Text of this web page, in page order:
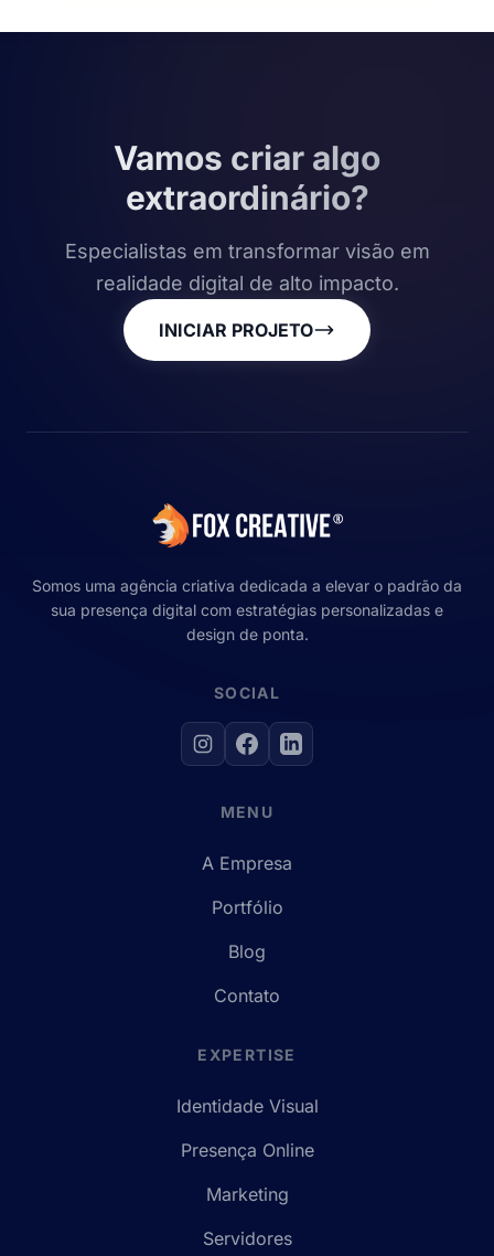
Vamos criar algo
extraordinário?
Especialistas em transformar visão em
realidade digital de alto impacto.
INICIAR PROJETO
Somos uma agência criativa dedicada a elevar o padrão da
sua presença digital com estratégias personalizadas e
design de ponta.
SOCIAL
MENU
A Empresa
Portfólio
Blog
Contato
EXPERTISE
Identidade Visual
Presença Online
Marketing
Servidores